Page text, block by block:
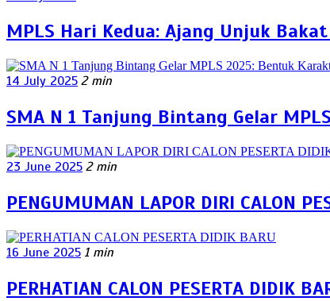
MPLS Hari Kedua: Ajang Unjuk
14 July 2025 2 min
SMA N 1 Tanjung Bintang Gelar
23 June 2025 2 min
PENGUMUMAN LAPOR DIRI CALON
16 June 2025 1 min
PERHATIAN CALON PESERTA DIDIK